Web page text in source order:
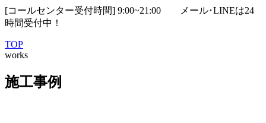
[コールセンター受付時間] 9:00~21:00 メール･LINEは24
時間受付中！
TOP
works
施工事例